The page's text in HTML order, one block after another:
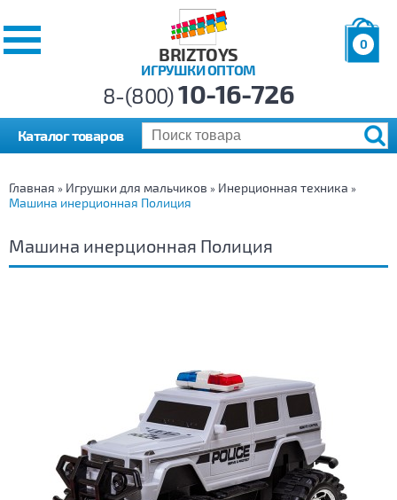
BRIZTOYS
ИГРУШКИ ОПТОМ
0
р.
8-(800)10-16-726
Каталог товаров
Главная » Игрушки для мальчиков » Инерционная техника »
Машина инерционная Полиция
Машина инерционная Полиция